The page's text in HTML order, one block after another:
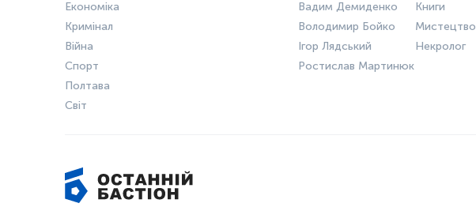
Економіка
Кримінал
Війна
Спорт
Полтава
Світ
Вадим Демиденко
Володимир Бойко
Ігор Лядський
Ростислав Мартинюк
Книги
Мистецтво
Некролог